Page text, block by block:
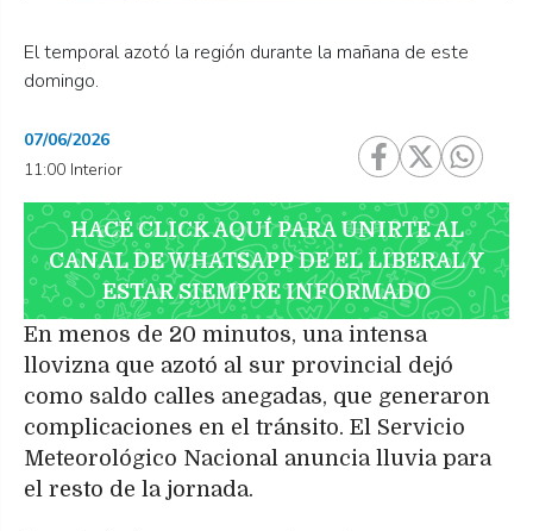
El temporal azotó la región durante la mañana de este
domingo.
07/06/2026
11:00 Interior
HACÉ CLICK AQUÍ PARA UNIRTE AL
CANAL DE WHATSAPP DE EL LIBERAL Y
ESTAR SIEMPRE INFORMADO
En menos de 20 minutos, una intensa
llovizna que azotó al sur provincial dejó
como saldo calles anegadas, que generaron
complicaciones en el tránsito. El Servicio
Meteorológico Nacional anuncia lluvia para
el resto de la jornada.